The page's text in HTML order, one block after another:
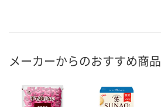
メーカーからのおすすめ商品